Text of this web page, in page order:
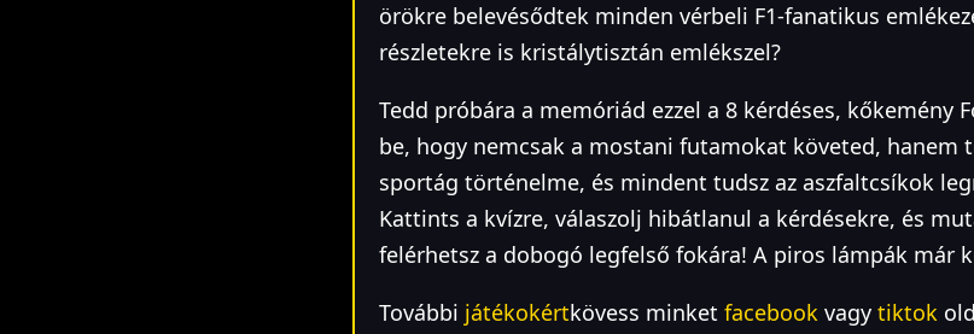
örökre belevésődtek minden vérbeli F1-fanatikus
részletekre is kristálytisztán emlékszel?
Tedd próbára a memóriád ezzel a 8 kérdéses, kőkemény
be, hogy nemcsak a mostani futamokat követed, hanem
sportág történelme, és mindent tudsz az aszfaltcsíkok
Kattints a kvízre, válaszolj hibátlanul a kérdésekre, és
felérhetsz a dobogó legfelső fokára! A piros lámpák már
További játékokértkövess minket facebook vagy tiktok